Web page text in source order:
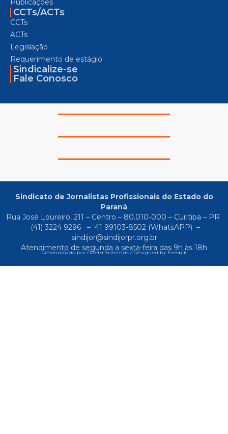
Publicações
CCTs/ACTs
CCTs
ACTs
Legislação
Requerimento de estágio
Sindicalize-se
Fale Conosco
Sindicato de Jornalistas Profissionais do Estado do
Paraná
Rua José Loureiro, 211 – Centro – 80.010-000 – Curitiba – PR
(41) 3224 9296
– 41 99103-8502(WhatsAPP) –
sindijor@sindijorpr.org.br
Atendimento de segunda a sexta-feira das 9h às 18h
Desenvolvido por Direta Sistemas /Designed by Freepik